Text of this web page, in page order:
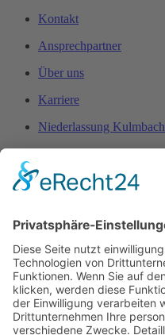
Kontakt
Ansprechpartner
Über uns
Karriere
Niederlassung Kulmbach
Grundfos Servicepartner
Leckageortung
Leckagesuche
Caprari Tauchpumpen
INOXPA® Partner